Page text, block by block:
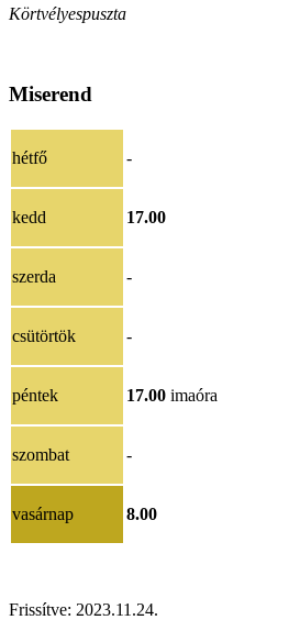
Körtvélyespuszta
Miserend
hétfő -
kedd 17.00
szerda -
csütörtök -
péntek 17.00 imaóra
szombat -
vasárnap 8.00
Frissítve: 2023.11.24.